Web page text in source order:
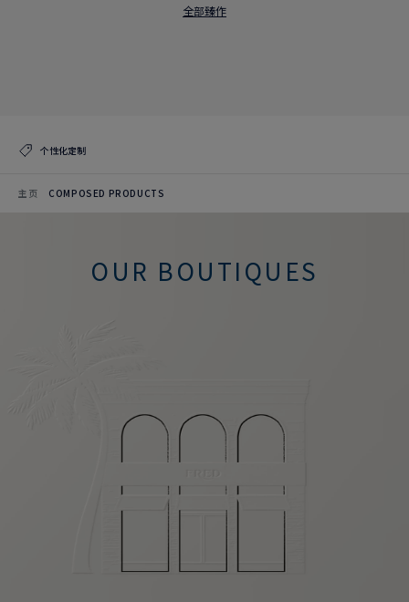
全部臻作
个性化定制
主页 COMPOSED PRODUCTS
OUR BOUTIQUES